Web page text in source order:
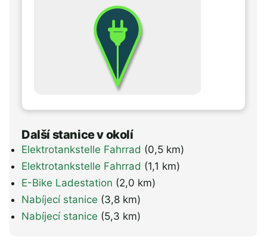
Další stanice v okolí
Elektrotankstelle Fahrrad (0,5 km)
Elektrotankstelle Fahrrad (1,1 km)
E-Bike Ladestation (2,0 km)
Nabíjecí stanice (3,8 km)
Nabíjecí stanice (5,3 km)